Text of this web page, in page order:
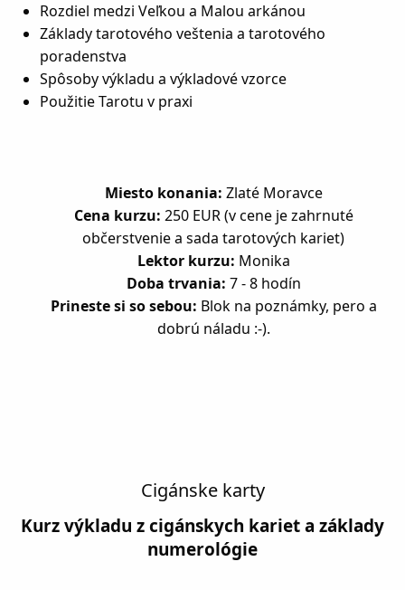
Rozdiel medzi Veľkou a Malou arkánou
Základy tarotového veštenia a tarotového
poradenstva
Spôsoby výkladu a výkladové vzorce
Použitie Tarotu v praxi
Miesto konania: Zlaté Moravce
Cena kurzu: 250 EUR (v cene je zahrnuté
občerstvenie a sada tarotových kariet)
Lektor kurzu: Monika
Doba trvania: 7 - 8 hodín
Prineste si so sebou: Blok na poznámky, pero a
dobrú náladu :-).
Cigánske karty
Kurz výkladu z cigánskych kariet a základy
numerológie